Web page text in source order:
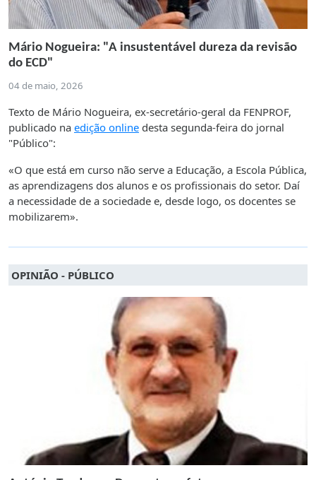
Mário Nogueira: "A insustentável dureza da revisão
do ECD"
04 de maio, 2026
Texto de Mário Nogueira, ex-secretário-geral da FENPROF,
publicado na edição online desta segunda-feira do jornal
"Público":
«O que está em curso não serve a Educação, a Escola Pública,
as aprendizagens dos alunos e os profissionais do setor. Daí
a necessidade de a sociedade e, desde logo, os docentes se
mobilizarem».
OPINIÃO - PÚBLICO